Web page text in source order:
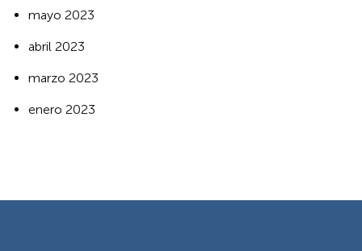
mayo 2023
abril 2023
marzo 2023
enero 2023